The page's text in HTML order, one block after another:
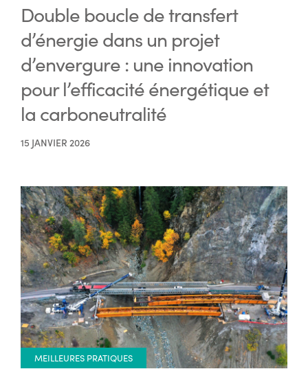
Double boucle de transfert
d’énergie dans un projet
d’envergure : une innovation
pour l’efficacité énergétique et
la carboneutralité
15 JANVIER 2026
MEILLEURES PRATIQUES